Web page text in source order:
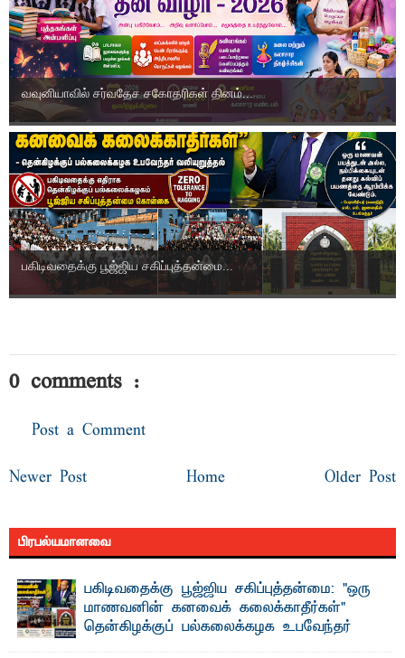
வவுனியாவில் சர்வதேச சகோதரிகள் தினம்...
பகிடிவதைக்கு பூஜ்ஜிய சகிப்புத்தன்மை...
0 comments :
Post a Comment
Newer Post Older Post
Home
பிரபல்யமானவை
பகிடிவதைக்கு பூஜ்ஜிய சகிப்புத்தன்மை: "ஒரு
மாணவனின் கனவைக் கலைக்காதீர்கள்" –
தென்கிழக்குப் பல்கலைக்கழக உபவேந்தர்